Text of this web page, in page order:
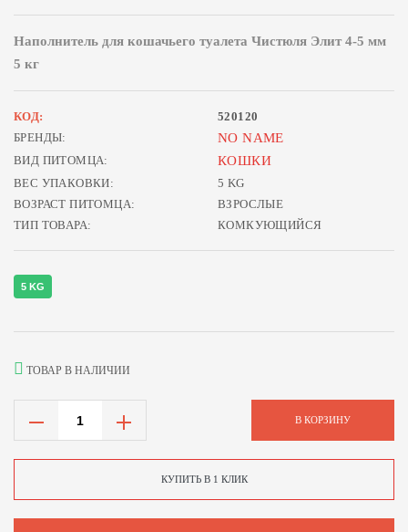
Наполнитель для кошачьего туалета Чистюля Элит 4-5 мм
5 кг
КОД:
520120
БРЕНДЫ:
NO NAME
ВИД ПИТОМЦА: КОШКИ
ВЕС УПАКОВКИ:
5 KG
ВОЗРАСТ ПИТОМЦА:
ВЗРОСЛЫЕ
ТИП ТОВАРА:
КОМКУЮЩИЙСЯ
5 KG
ТОВАР В НАЛИЧИИ
В КОРЗИНУ
КУПИТЬ В 1 КЛИК